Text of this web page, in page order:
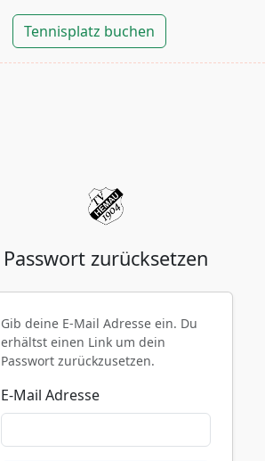
Tennisplatz buchen
Passwort zurücksetzen
Gib deine E-Mail Adresse ein. Du
erhältst einen Link um dein
Passwort zurückzusetzen.
E-Mail Adresse